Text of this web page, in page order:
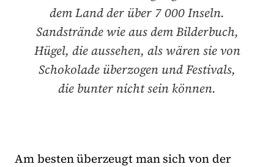
dem Land der über 7 000 Inseln.
Sandstrände wie aus dem Bilderbuch,
Hügel, die aussehen, als wären sie von
Schokolade überzogen und Festivals,
die bunter nicht sein können.
Am besten überzeugt man sich von der